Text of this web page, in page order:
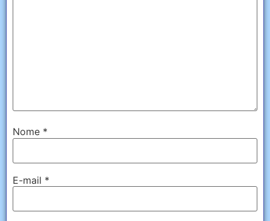
Nome *
E-mail *